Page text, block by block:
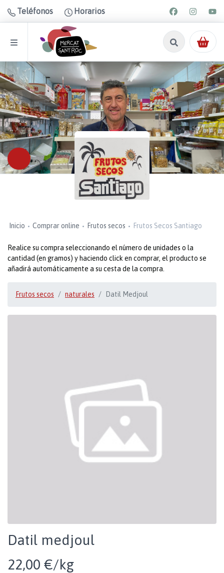
Teléfonos Horarios
Inicio Comprar online Frutos secos Frutos Secos Santiago
Realice su compra seleccionando el número de unidades o la
cantidad (en gramos) y haciendo click en comprar, el producto se
añadirá automáticamente a su cesta de la compra.
Frutos secos naturales Datil Medjoul
Datil medjoul
22,00 €/kg